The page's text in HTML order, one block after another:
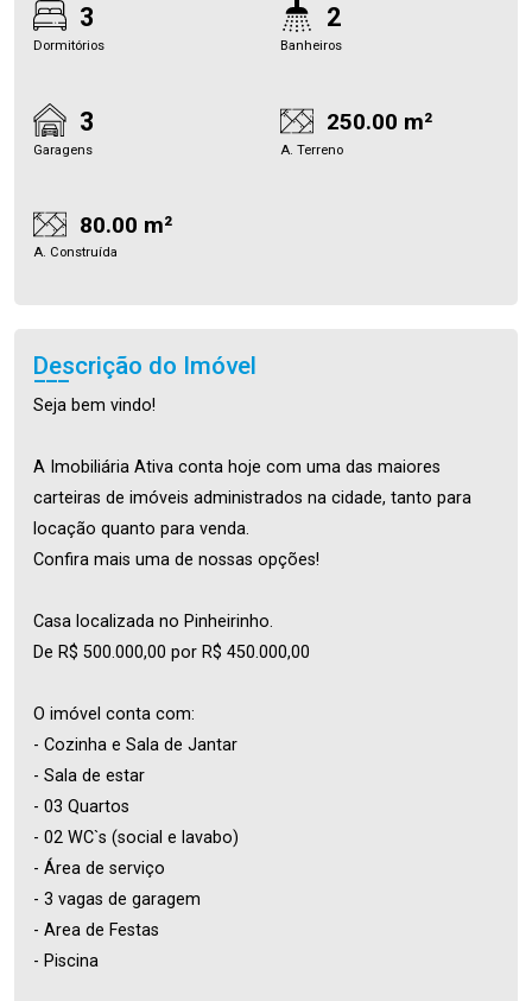
3
Dormitórios
2
Banheiros
3
Garagens
250.00 m²
A. Terreno
80.00 m²
A. Construída
Descrição do Imóvel
Seja bem vindo!
A Imobiliária Ativa conta hoje com uma das maiores
carteiras de imóveis administrados na cidade, tanto para
locação quanto para venda.
Confira mais uma de nossas opções!
Casa localizada no Pinheirinho.
De R$ 500.000,00 por R$ 450.000,00
O imóvel conta com:
- Cozinha e Sala de Jantar
- Sala de estar
- 03 Quartos
- 02 WC`s (social e lavabo)
- Área de serviço
- 3 vagas de garagem
- Area de Festas
- Piscina